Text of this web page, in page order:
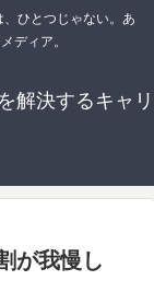
ひとつじゃない。あ
ディア。
解決するキャリ
が我慢し